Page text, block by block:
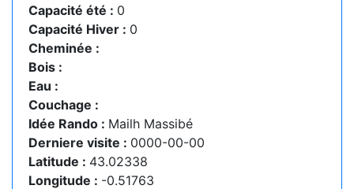
Capacité été : 0
Capacité Hiver : 0
Cheminée :
Bois :
Eau :
Couchage :
Idée Rando : Mailh Massibé
Derniere visite : 0000-00-00
Latitude : 43.02338
Longitude : -0.51763